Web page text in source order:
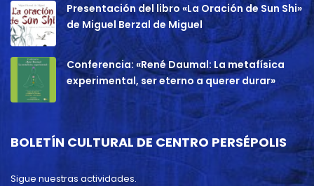
Presentación del libro «La Oración de Sun Shi»
de Miguel Berzal de Miguel
Conferencia: «René Daumal: La metafísica
experimental, ser eterno a querer durar»
BOLETÍN CULTURAL DE CENTRO PERSÉPOLIS
Sigue nuestras actividades.